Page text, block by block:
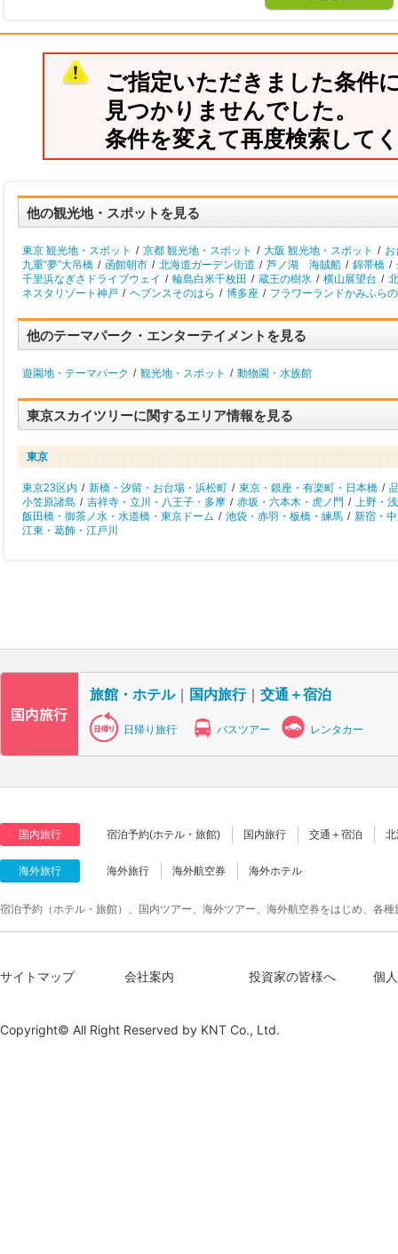
ご指定いただきました条件
見つかりませんでした。
条件を変えて再度検索して
他の観光地・スポットを見る
東京 観光地・スポット / 京都 観光地・スポット / 大阪 観光地・スポット / お
九重“夢”大吊橋 / 函館朝市 / 北海道ガーデン街道 / 芦ノ湖 海賊船 / 錦帯橋 /
千里浜なぎさドライブウェイ / 輪島白米千枚田 / 蔵王の樹氷 / 横山展望台 /
ネスタリゾート神戸 / ヘブンスそのはら / 博多座 / フラワーランドかみふらの
他のテーマパーク・エンターテイメントを見る
遊園地・テーマパーク / 観光地・スポット / 動物園・水族館
東京スカイツリーに関するエリア情報を見る
東京
東京23区内 / 新橋・汐留・お台場・浜松町 / 東京・銀座・有楽町・日本橋 /
小笠原諸島 / 吉祥寺・立川・八王子・多摩 / 赤坂・六本木・虎ノ門 / 上野・
飯田橋・御茶ノ水・水道橋・東京ドーム / 池袋・赤羽・板橋・練馬 / 新宿・
江東・葛飾・江戸川
旅館・ホテル｜ 国内旅行｜ 交通＋宿泊
日帰り旅行 バスツアー レンタカー
国内旅行 宿泊予約(ホテル・旅館) 国内旅行 交通＋宿泊
海外旅行 海外旅行 海外航空券 海外ホテル
宿泊予約（ホテル・旅館）、国内ツアー、海外ツアー、海外航空券をはじめ、各
サイトマップ 会社案内 投資家の皆様へ 個
Copyright© All Right Reserved by KNT Co., Ltd.